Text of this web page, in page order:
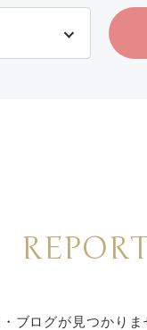
ブログが見つかりま